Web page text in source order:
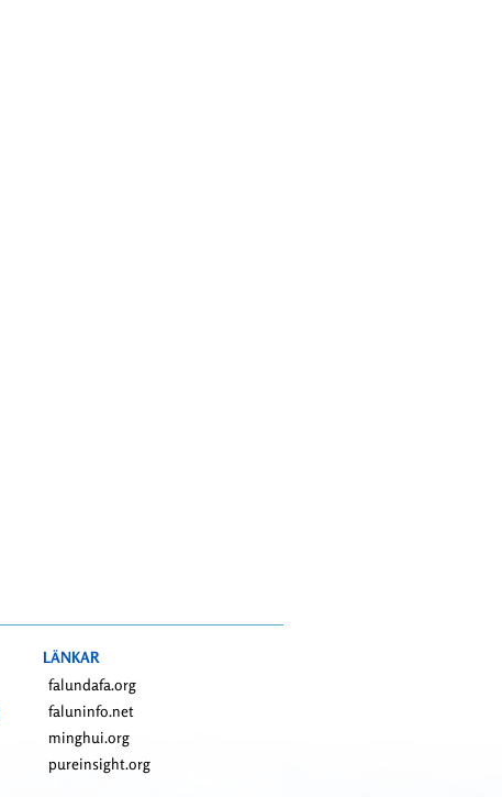
LÄNKAR
falundafa.org
faluninfo.net
minghui.org
pureinsight.org